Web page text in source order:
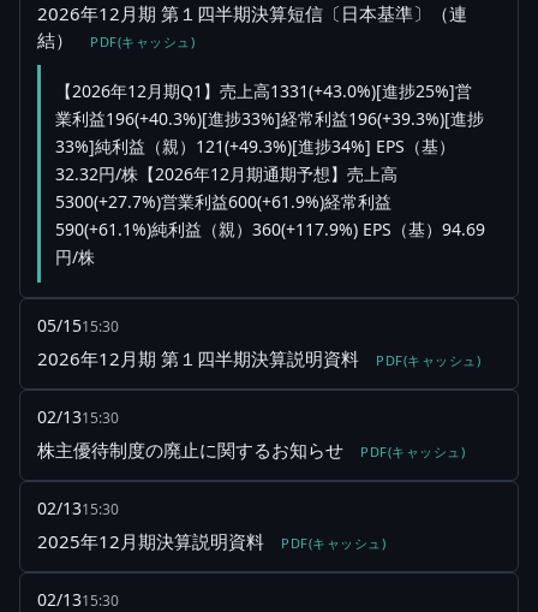
2026年12月期 第１四半期決算短信〔日本基準〕（連
結）
PDF(キャッシュ)
【2026年12月期Q1】売上高1331(+43.0%)[進捗25%]営
業利益196(+40.3%)[進捗33%]経常利益196(+39.3%)[進捗
33%]純利益（親）121(+49.3%)[進捗34%] EPS（基）
32.32円/株【2026年12月期通期予想】売上高
5300(+27.7%)営業利益600(+61.9%)経常利益
590(+61.1%)純利益（親）360(+117.9%) EPS（基）94.69
円/株
05/1515:30
2026年12月期 第１四半期決算説明資料 PDF(キャッシュ)
02/1315:30
株主優待制度の廃止に関するお知らせ PDF(キャッシュ)
02/1315:30
2025年12月期決算説明資料 PDF(キャッシュ)
02/1315:30